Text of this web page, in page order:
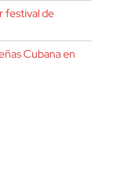
festival de
Cubana en